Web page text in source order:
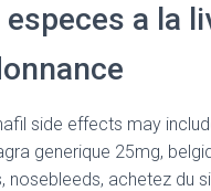
especes a la
side effects may
generique 25mg,
nosebleeds, achetez du